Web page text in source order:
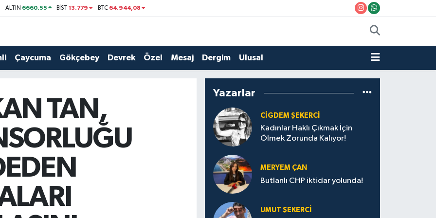
ALTIN 6660.55 BİST13.779 BTC 64.944,08
Çaycuma Gökçebey Devrek Özel Mesaj Dergim Ulusal
TAN,
Yazarlar
CIGDEM ŞEKERCİ
Kadınlar Haklı Çıkmak İçin
Ölmek Zorunda Kalıyor!
MERYEM ÇAN
Butlanlı CHP iktidar yolunda!
UMUT ŞEKERCİ